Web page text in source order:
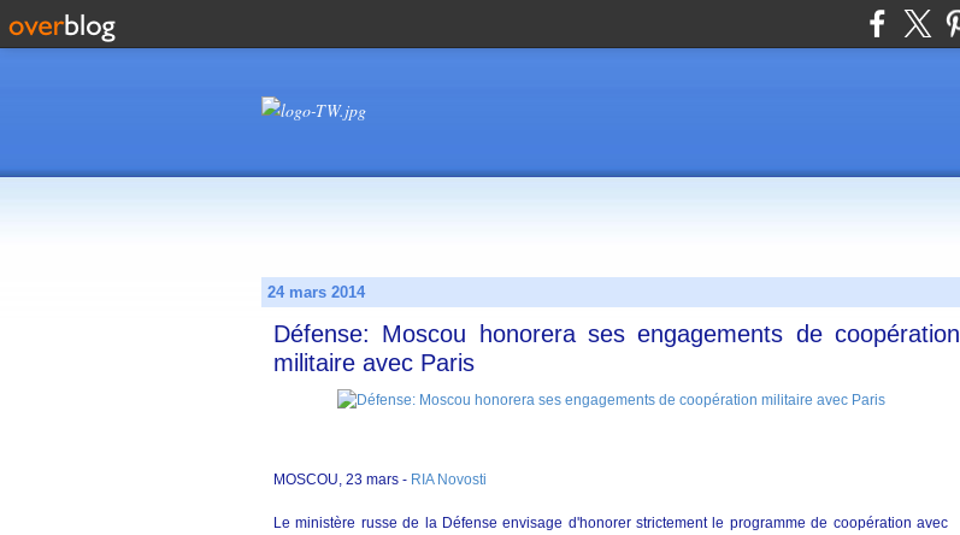
24 mars 2014
Défense: Moscou honorera ses engagements de coopération
militaire avec Paris
MOSCOU, 23 mars - RIA Novosti
Le ministère russe de la Défense envisage d'honorer strictement le programme de coopération avec